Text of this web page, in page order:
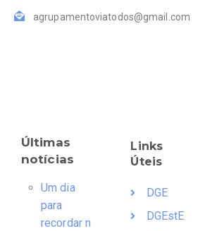
agrupamentoviatodos@gmail.com
Últimas
notícias
Um dia
para
recordar n
Links
Úteis
DGE
DGEstE